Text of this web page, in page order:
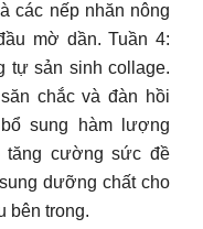
các nếp nhăn nông
mờ dần. Tuần 4:
tự sản sinh collage.
chắc và đàn hồi
sung hàm lượng
tăng cường sức đề
dưỡng chất cho
bên trong.